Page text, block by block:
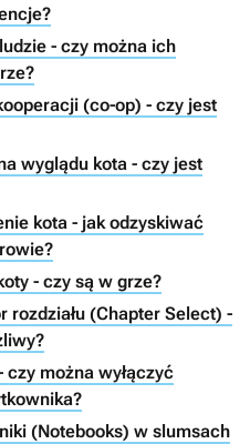
- czy można ich
(co-op) - czy jest
wyglądu kota - czy jest
kota - jak odzyskiwać
- czy są w grze?
rozdziału (Chapter Select) -
czy można wyłączyć
(Notebooks) w slumsach